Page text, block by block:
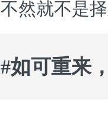
不然就不是
#如可重来